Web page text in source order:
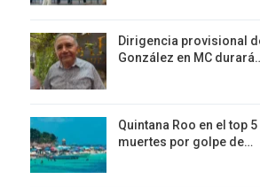
Dirigencia provisional
González en MC
Quintana Roo en el top
muertes por golpe de…